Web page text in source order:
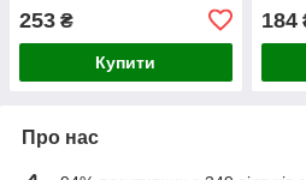
253 ₴
Купити
184
Про нас